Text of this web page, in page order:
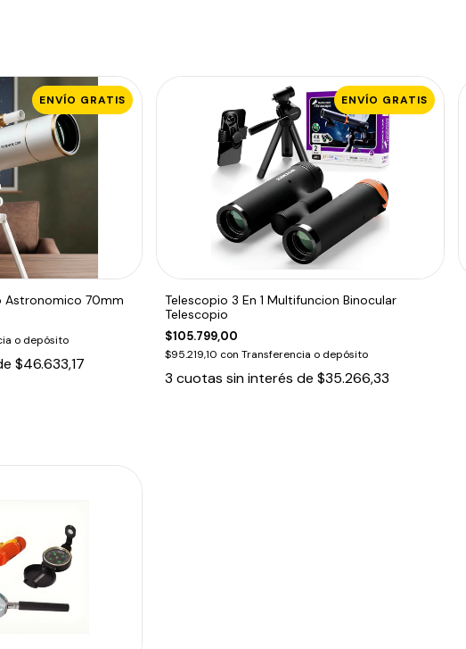
ENVÍO GRATIS
Astronomico 70mm
o depósito
$46.633,17
ENVÍO GRATIS
Telescopio 3 En 1 Multifuncion Binocular
Telescopio
$105.799,00
$95.219,10 con Transferencia o depósito
3 cuotas sin interés de $35.266,33